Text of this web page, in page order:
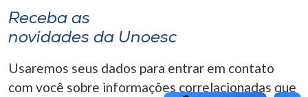
A-
Receba as
novidades da Unoesc
Usaremos seus dados para entrar em contato
com você sobre informações correlacionadas que